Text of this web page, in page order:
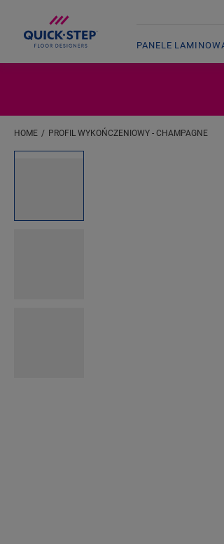
PANELE
HOME PROFIL WYKOŃCZENIOWY - CHAMPAGNE